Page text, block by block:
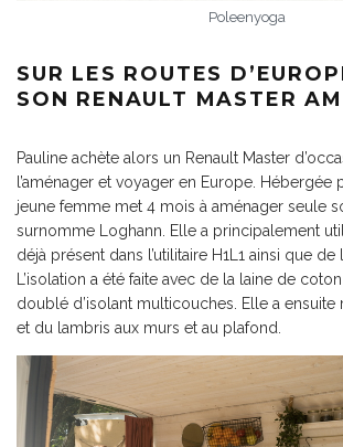
Poleenyoga
SUR LES ROUTES
SON RENAULT MASTER
Pauline achète alors un Renault Master
l’aménager et voyager en Europe. Hébergée
jeune femme met 4 mois à aménager seule
surnomme Loghann. Elle a principalement
déjà présent dans l’utilitaire H1L1 ainsi que de
L’isolation a été faite avec de la laine de
doublé d’isolant multicouches. Elle a ensuite
et du lambris aux murs et au plafond.